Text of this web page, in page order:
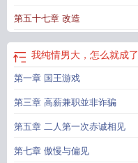
第五十七章 改造
我纯情男大，怎么就成
第一章 国王游戏
第三章 高薪兼职並非诈骗
第五章 二人第一次赤诚相见
第七章 傲慢与偏见